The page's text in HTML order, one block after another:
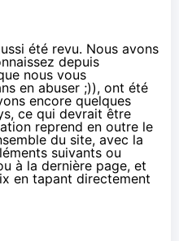
été revu. Nous avons
depuis
nous vous
en abuser ;)), ont été
encore quelques
ce qui devrait être
reprend en outre le
du site, avec la
suivants ou
à la dernière page, et
en tapant directement